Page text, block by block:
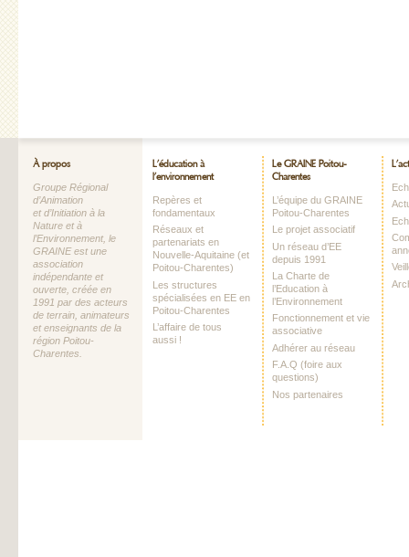
À propos
Groupe Régional
d’Animation
et d’Initiation à la
Nature et à
l’Environnement, le
GRAINE est une
association
indépendante et
ouverte, créée en
1991 par des acteurs
de terrain, animateurs
et enseignants de la
région Poitou-
Charentes.
L’éducation à
l’environnement
Repères et
fondamentaux
Réseaux et
partenariats en
Nouvelle-Aquitaine (et
Poitou-Charentes)
Les structures
spécialisées en EE en
Poitou-Charentes
L’affaire de tous
aussi !
Le GRAINE Poitou-
Charentes
L’équipe du GRAINE
Poitou-Charentes
Le projet associatif
Un réseau d’EE
depuis 1991
La Charte de
l’Education à
l’Environnement
Fonctionnement et vie
associative
Adhérer au réseau
F.A.Q (foire aux
questions)
Nos partenaires